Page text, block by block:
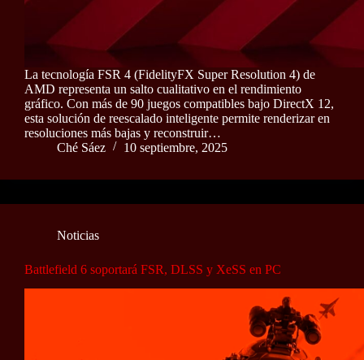
La tecnología FSR 4 (FidelityFX Super Resolution 4) de
AMD representa un salto cualitativo en el rendimiento
gráfico. Con más de 90 juegos compatibles bajo DirectX 12,
esta solución de reescalado inteligente permite renderizar en
resoluciones más bajas y reconstruir…
Ché Sáez
10 septiembre, 2025
Noticias
Battlefield 6 soportará FSR, DLSS y XeSS en PC